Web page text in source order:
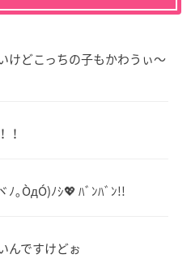
けどこっちの子もかわうぃ～
！
ﾉ｡ÒдÓ)ﾉｼ💖 ﾊﾞﾝﾊﾞﾝ!!
んですけどぉ